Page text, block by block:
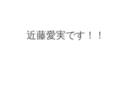
近藤愛実です！！